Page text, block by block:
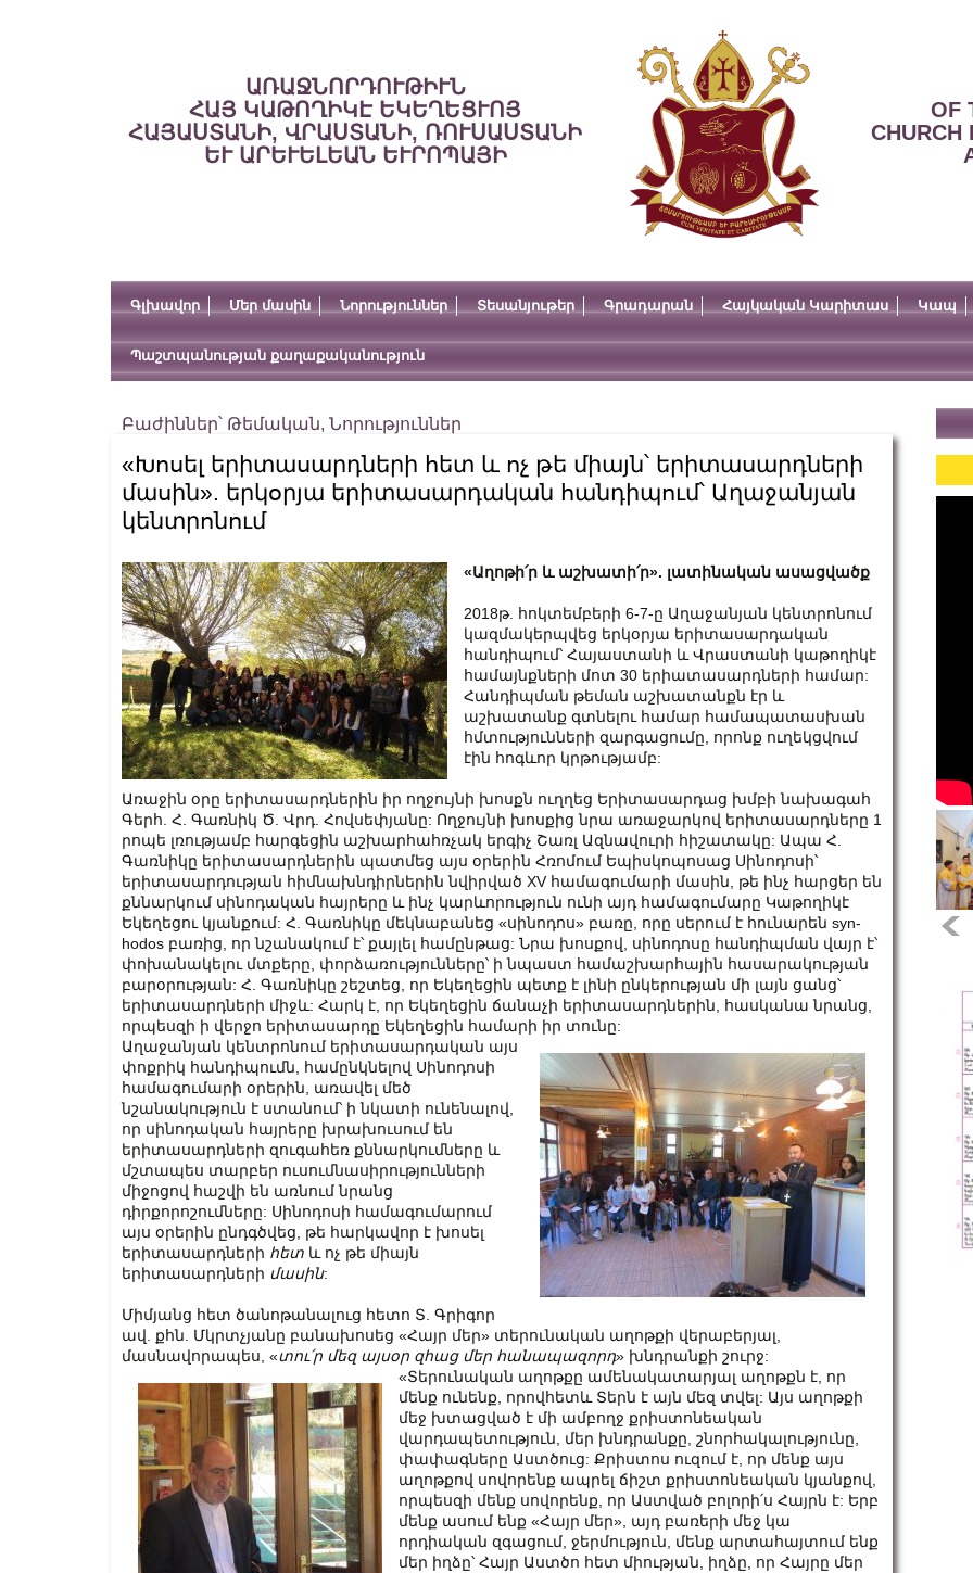
ԱՌԱՋՆՈՐԴՈՒԹԻՒՆ
ՀԱՅ ԿԱԹՈՂԻԿԷ ԵԿԵՂԵՑՒՈՅ
ՀԱՅԱՍՏԱՆԻ, ՎՐԱՍՏԱՆԻ, ՌՈՒՍԱՍՏԱՆԻ
ԵՒ ԱՐԵՒԵԼԵԱՆ ԵՒՐՈՊԱՅԻ
OF
CHURCH
Գլխավոր Մեր մասին Նորություններ Տեսանյութեր Գրադարան Հայկական Կարիտաս Կապ
Պաշտպանության քաղաքականություն
Բաժիններ՝ Թեմական, Նորություններ
«Խոսել երիտասարդների հետ և ոչ թե միայն՝ երիտասարդների
մասին». երկօրյա երիտասարդական հանդիպում՝ Աղաջանյան
կենտրոնում
«Աղոթի՛ր և աշխատի՛ր». լատինական ասացվածք
2018թ. հոկտեմբերի 6-7-ը Աղաջանյան կենտրոնում
կազմակերպվեց երկօրյա երիտասարդական
հանդիպում՝ Հայաստանի և Վրաստանի կաթողիկէ
համայնքների մոտ 30 երիատասարդների համար:
Հանդիպման թեման աշխատանքն էր և
աշխատանք գտնելու համար համապատասխան
հմտությունների զարգացումը, որոնք ուղեկցվում
էին հոգևոր կրթությամբ:
Առաջին օրը երիտասարդներին իր ողջույնի խոսքն ուղղեց Երիտասարդաց խմբի նախագահ
Գերհ. Հ. Գառնիկ Ծ. Վրդ. Հովսեփյանը: Ողջույնի խոսքից նրա առաջարկով երիտասարդները 1
րոպե լռությամբ հարգեցին աշխարհահռչակ երգիչ Շառլ Ազնավուրի հիշատակը: Ապա Հ.
Գառնիկը երիտասարդներին պատմեց այս օրերին Հռոմում Եպիսկոպոսաց Սինոդոսի՝
երիտասարդության հիմնախնդիրներին նվիրված XV համագումարի մասին, թե ինչ հարցեր են
քննարկում սինոդական հայրերը և ինչ կարևորություն ունի այդ համագումարը Կաթողիկէ
Եկեղեցու կյանքում: Հ. Գառնիկը մեկնաբանեց «սինոդոս» բառը, որը սերում է հունարեն syn-
hodos բառից, որ նշանակում է՝ քայլել համընթաց: Նրա խոսքով, սինոդոսը հանդիպման վայր է՝
փոխանակելու մտքերը, փորձառությունները՝ ի նպաստ համաշխարհային հասարակության
բարօրության: Հ. Գառնիկը շեշտեց, որ Եկեղեցին պետք է լինի ընկերության մի լայն ցանց՝
երիտասարդների միջև: Հարկ է, որ Եկեղեցին ճանաչի երիտասարդներին, հասկանա նրանց,
որպեսզի ի վերջո երիտասարդը Եկեղեցին համարի իր տունը:
Աղաջանյան կենտրոնում երիտասարդական այս
փոքրիկ հանդիպումն, համընկնելով Սինոդոսի
համագումարի օրերին, առավել մեծ
նշանակություն է ստանում՝ ի նկատի ունենալով,
որ սինոդական հայրերը խրախուսում են
երիտասարդների զուգահեռ քննարկումները և
մշտապես տարբեր ուսումնասիրությունների
միջոցով հաշվի են առնում նրանց
դիրքորոշումները: Սինոդոսի համագումարում
այս օրերին ընդգծվեց, թե հարկավոր է խոսել
երիտասարդների հետ և ոչ թե միայն
երիտասարդների մասին:
Միմյանց հետ ծանոթանալուց հետո Տ. Գրիգոր
ավ. քհն. Մկրտչյանը բանախոսեց «Հայր մեր» տերունական աղոթքի վերաբերյալ,
մասնավորապես, «տու՛ր մեզ այսօր զհաց մեր հանապազորդ» խնդրանքի շուրջ:
«Տերունական աղոթքը ամենակատարյալ աղոթքն է, որ
մենք ունենք, որովհետև Տերն է այն մեզ տվել: Այս աղոթքի
մեջ խտացված է մի ամբողջ քրիստոնեական
վարդապետություն, մեր խնդրանքը, շնորհակալությունը,
փափագները Աստծուց: Քրիստոս ուզում է, որ մենք այս
աղոթքով սովորենք ապրել ճիշտ քրիստոնեական կյանքով,
որպեսզի մենք սովորենք, որ Աստված բոլորի՛ս Հայրն է: Երբ
մենք ասում ենք «Հայր մեր», այդ բառերի մեջ կա
որդիական զգացում, ջերմություն, մենք արտահայտում ենք
մեր իղձը՝ Հայր Աստծո հետ միության, իղձը, որ Հայրը մեր